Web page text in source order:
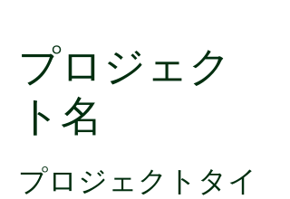
プロジェク
ト名
プロジェクトタイ